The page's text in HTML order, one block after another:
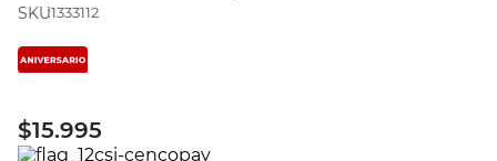
:1333112
$15.995